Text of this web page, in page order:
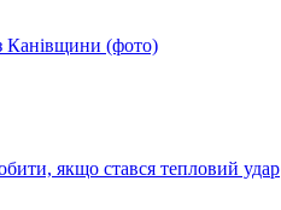
Канівщини (фото)
якщо стався тепловий удар